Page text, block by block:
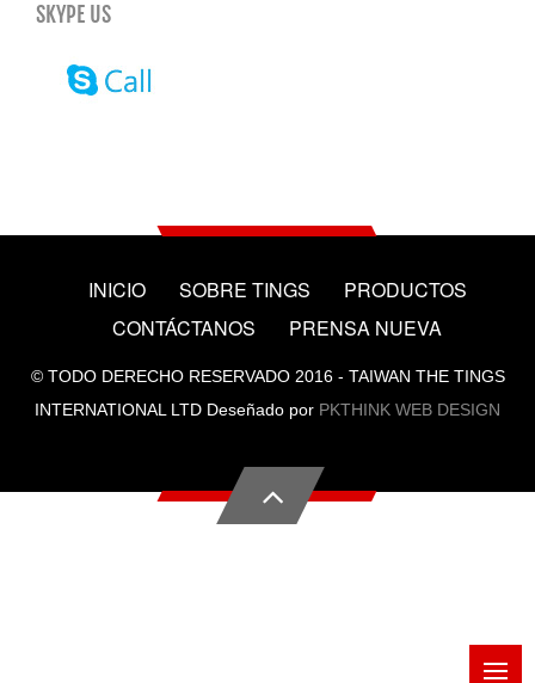
SKYPE US
INICIO SOBRE TINGS
PRODUCTOS
CONTÁCTANOS
PRENSA NUEVA
© TODO DERECHO RESERVADO 2016 - TAIWAN THE TINGS
INTERNATIONAL LTD Deseñado por PKTHINK WEB DESIGN